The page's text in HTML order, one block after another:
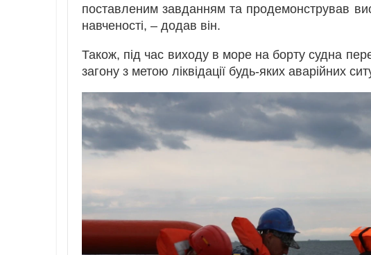
поставленим завданням та продемонстрував
навченості, – додав він.
Також, під час виходу в море на борту судна
загону з метою ліквідації будь-яких аварійних